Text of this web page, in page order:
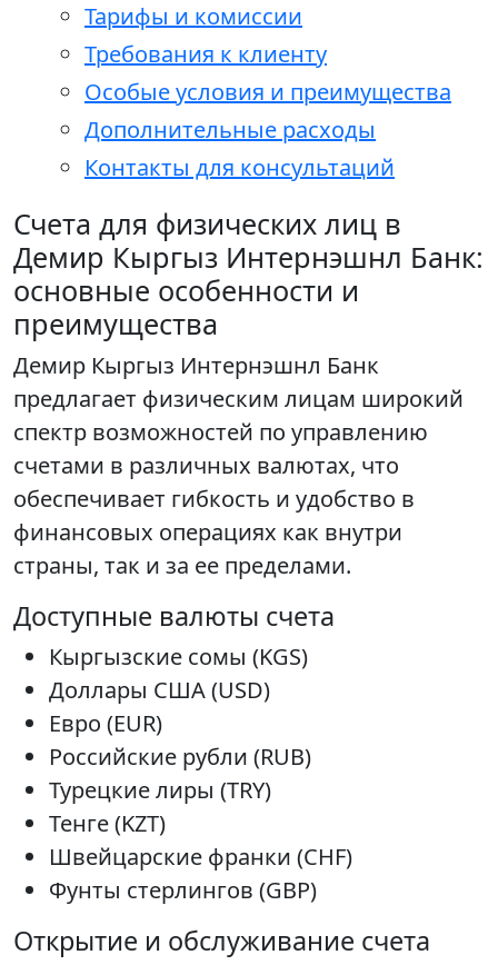
Тарифы и комиссии
Требования к клиенту
Особые условия и преимущества
Дополнительные расходы
Контакты для консультаций
Счета для физических лиц в
Демир Кыргыз Интернэшнл Банк:
основные особенности и
преимущества
Демир Кыргыз Интернэшнл Банк
предлагает физическим лицам широкий
спектр возможностей по управлению
счетами в различных валютах, что
обеспечивает гибкость и удобство в
финансовых операциях как внутри
страны, так и за ее пределами.
Доступные валюты счета
Кыргызские сомы (KGS)
Доллары США (USD)
Евро (EUR)
Российские рубли (RUB)
Турецкие лиры (TRY)
Тенге (KZT)
Швейцарские франки (CHF)
Фунты стерлингов (GBP)
Открытие и обслуживание счета